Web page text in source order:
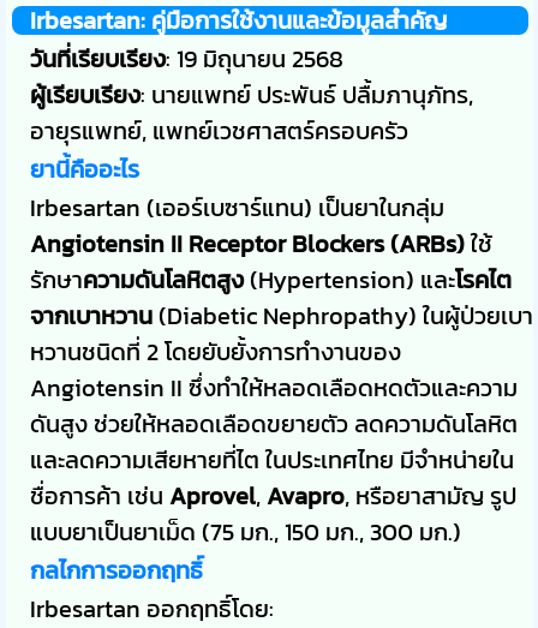
Irbesartan: คู่มือการใช้งานและข้อมูลสำคัญ
วันที่เรียบเรียง: 19 มิถุนายน 2568
ผู้เรียบเรียง: นายแพทย์ ประพันธ์ ปลื้มภานุภัทร,
อายุรแพทย์, แพทย์เวชศาสตร์ครอบครัว
ยานี้คืออะไร
Irbesartan (เออร์เบซาร์แทน) เป็นยาในกลุ่ม
Angiotensin II Receptor Blockers (ARBs)ใช้
รักษาความดันโลหิตสูง(Hypertension) และโรคไต
จากเบาหวาน(Diabetic Nephropathy) ในผู้ป่วยเบา
หวานชนิดที่ 2 โดยยับยั้งการทำงานของ
Angiotensin II ซึ่งทำให้หลอดเลือดหดตัวและความ
ดันสูง ช่วยให้หลอดเลือดขยายตัว ลดความดันโลหิต
และลดความเสียหายที่ไต ในประเทศไทย มีจำหน่ายใน
ชื่อการค้า เช่น Aprovel,Avapro, หรือยาสามัญ รูป
แบบยาเป็นยาเม็ด (75 มก., 150 มก., 300 มก.)
กลไกการออกฤทธิ์
Irbesartan ออกฤทธิ์โดย: